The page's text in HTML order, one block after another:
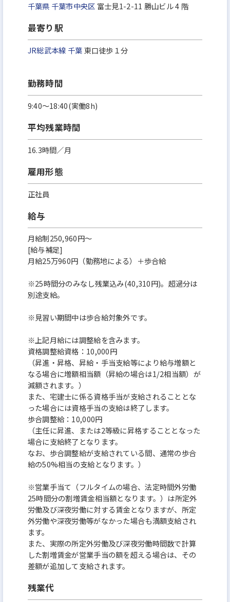
千葉県 千葉市中央区 富士見1-2-11 勝山ビル 4 階
最寄り駅
JR総武本線 千葉東口徒歩１分
勤務時間
9:40〜18:40(実働8h)
平均残業時間
16.3時間／月
雇用形態
正社員
給与
月給制250,960円～
[給与補足]
月給25万960円（勤務地による）＋歩合給
※25時間分のみなし残業込み(40,310円)。超過分は
別途支給。
※見習い期間中は歩合給対象外です。
※上記月給には調整給を含みます。
資格調整給資格：10,000円
（昇進・昇格、昇給・手当支給等により給与増額と
なる場合に増額相当額（昇給の場合は1/2相当額）が
減額されます。）
また、宅建士に係る資格手当が支給されることとな
った場合には資格手当の支給は終了します。
歩合調整給：10,000円
（主任に昇進、または2等級に昇格することとなった
場合に支給終了となります。
なお、歩合調整給が支給されている間、通常の歩合
給の50%相当の支給となります。）
※営業手当て（フルタイムの場合、法定時間外労働
25時間分の割増賃金相当額となります。）は所定外
労働及び深夜労働に対する賃金となりますが、所定
外労働や深夜労働等がなかった場合も満額支給され
ます。
また、実際の所定外労働及び深夜労働時間数で計算
した割増賃金が営業手当の額を超える場合は、その
差額が追加して支給されます。
残業代